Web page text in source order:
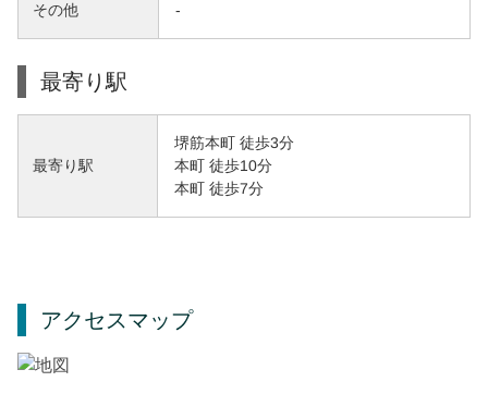
その他 -
最寄り駅
最寄り駅
堺筋本町 徒歩3分
本町 徒歩10分
本町 徒歩7分
アクセスマップ